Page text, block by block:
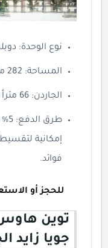
نوع الوحدة:
المساحة: 282 متر مربع.
الجاردن: 66 متراً مربعاً.
فوائد.
للحجز أو
توين هاوس
جويا زايد